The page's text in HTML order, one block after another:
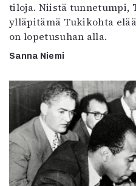
tiloja. Niistä tunnetumpi,
ylläpitämä Tukikohta
on lopetusuhan alla.
Sanna Niemi